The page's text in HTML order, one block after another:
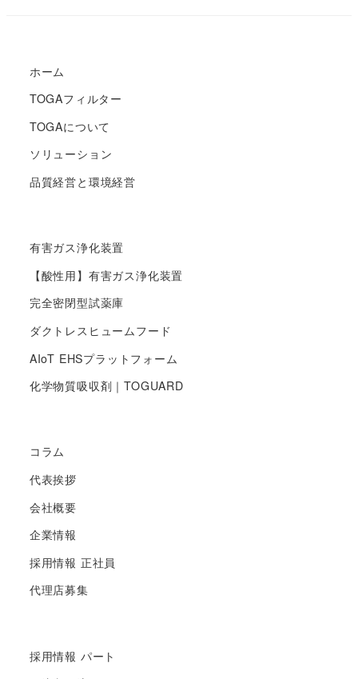
ホーム
TOGAフィルター
TOGAについて
ソリューション
品質経営と環境経営
有害ガス浄化装置
【酸性用】有害ガス浄化装置
完全密閉型試薬庫
ダクトレスヒュームフード
AIoT EHSプラットフォーム
化学物質吸収剤｜TOGUARD
コラム
代表挨拶
会社概要
企業情報
採用情報 正社員
代理店募集
採用情報 パート